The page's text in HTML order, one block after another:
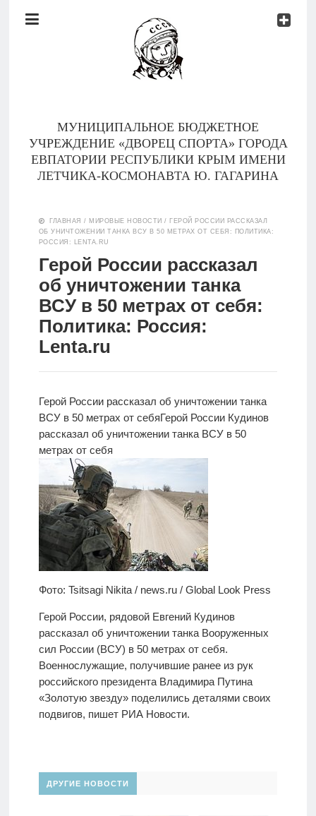
Документы
МУНИЦИПАЛЬНОЕ БЮДЖЕТНОЕ
УЧРЕЖДЕНИЕ «ДВОРЕЦ СПОРТА» ГОРОДА
ЕВПАТОРИИ РЕСПУБЛИКИ КРЫМ ИМЕНИ
ЛЕТЧИКА-КОСМОНАВТА Ю. ГАГАРИНА
Тренеры
Документы
Контакты
Новости
Родителям
О
нас
Версия для
слабовидящих
ГЛАВНАЯ / МИРОВЫЕ НОВОСТИ / ГЕРОЙ РОССИИ РАССКАЗАЛ
ОБ УНИЧТОЖЕНИИ ТАНКА ВСУ В 50 МЕТРАХ ОТ СЕБЯ: ПОЛИТИКА:
РОССИЯ: LENTA.RU
Герой России рассказал
об уничтожении танка
ВСУ в 50 метрах от себя:
Политика: Россия:
Lenta.ru
Герой России рассказал об уничтожении танка
ВСУ в 50 метрах от себяГерой России Кудинов
рассказал об уничтожении танка ВСУ в 50
метрах от себя
Фото: Tsitsagi Nikita / news.ru / Global Look Press
Герой России, рядовой Евгений Кудинов
рассказал об уничтожении танка Вооруженных
сил России (ВСУ) в 50 метрах от себя.
Военнослужащие, получившие ранее из рук
российского президента Владимира Путина
«Золотую звезду» поделились деталями своих
подвигов, пишет РИА Новости.
ДРУГИЕ НОВОСТИ